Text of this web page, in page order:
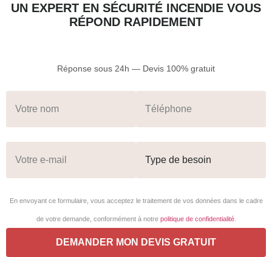
UN EXPERT EN SÉCURITÉ INCENDIE VOUS
RÉPOND RAPIDEMENT
Réponse sous 24h — Devis 100% gratuit
En envoyant ce formulaire, vous acceptez le traitement de vos données dans le cadre
de votre demande, conformément à notre politique de confidentialité.